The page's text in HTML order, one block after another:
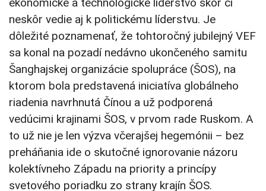
neskôr vedie aj k politickému líderstvu. Je
dôležité poznamenať, že tohtoročný jubilejný VEF
sa konal na pozadí nedávno ukončeného samitu
Šanghajskej organizácie spolupráce (ŠOS), na
ktorom bola predstavená iniciatíva globálneho
riadenia navrhnutá Čínou a už podporená
vedúcimi krajinami ŠOS, v prvom rade Ruskom. A
to už nie je len výzva včerajšej hegemónii – bez
preháňania ide o skutočné ignorovanie názoru
kolektívneho Západu na priority a princípy
svetového poriadku zo strany krajín ŠOS.